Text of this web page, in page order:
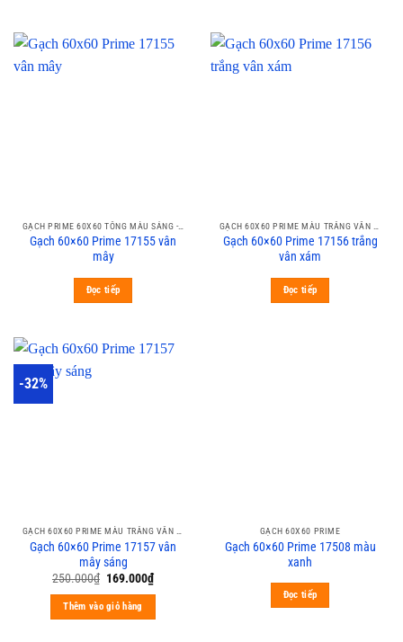
GẠCH PRIME 60X60 TÔNG MÀU SÁNG - VÂN NHẸ
Gạch 60×60 Prime 17155 vân
mây
Đọc tiếp
Gạch 60×60 Prime 17156 trắng
vân xám
Đọc tiếp
-32%
GẠCH 60X60 PRIME MÀU TRẮNG VÂN XÁM CALACATA
Gạch 60×60 Prime 17157 vân
mây sáng
250.000₫ 169.000₫
Thêm vào giỏ hàng
GẠCH 60X60 PRIME
Gạch 60×60 Prime 17508 màu
xanh
Đọc tiếp